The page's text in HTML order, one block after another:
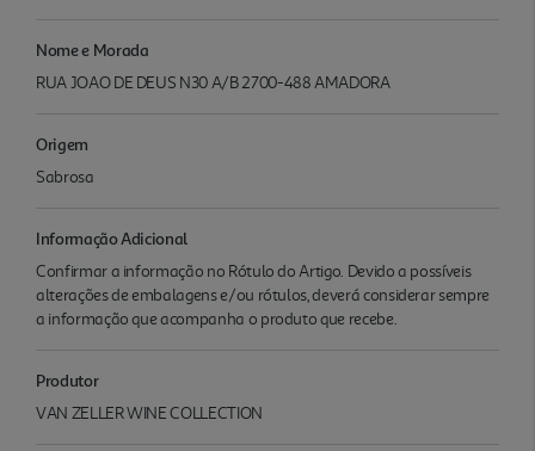
Nome e Morada
RUA JOAO DE DEUS N30 A/B 2700-488 AMADORA
Origem
Sabrosa
Informação Adicional
Confirmar a informação no Rótulo do Artigo. Devido a possíveis
alterações de embalagens e/ou rótulos, deverá considerar sempre
a informação que acompanha o produto que recebe.
Produtor
VAN ZELLER WINE COLLECTION